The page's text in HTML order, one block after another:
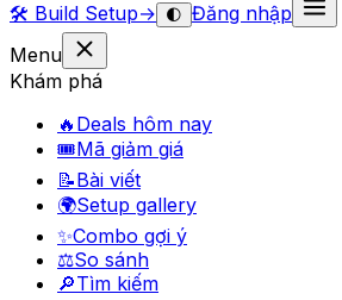
🛠️ Build Setup→ 🌓 Đăng nhập
Menu
Khám phá
🔥 Deals hôm nay
🎟Mã giảm giá
📝Bài viết
🌍Setup gallery
✨Combo gợi ý
⚖️So sánh
🔎Tìm kiếm